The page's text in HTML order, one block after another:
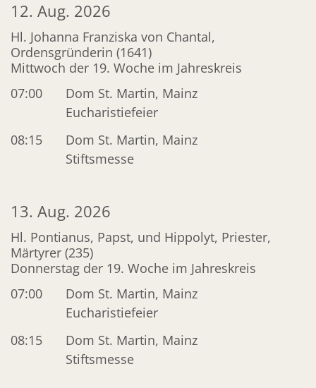
12. Aug. 2026
Hl. Johanna Franziska von Chantal,
Ordensgründerin (1641)
Mittwoch der 19. Woche im Jahreskreis
07:00
Dom St. Martin, Mainz
Eucharistiefeier
08:15
Dom St. Martin, Mainz
Stiftsmesse
13. Aug. 2026
Hl. Pontianus, Papst, und Hippolyt, Priester,
Märtyrer (235)
Donnerstag der 19. Woche im Jahreskreis
07:00
Dom St. Martin, Mainz
Eucharistiefeier
08:15
Dom St. Martin, Mainz
Stiftsmesse